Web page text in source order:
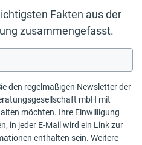
Fakten aus der
zusammengefasst.
den regelmäßigen Newsletter der
mbH mit
möchten. Ihre Einwilligung
in jeder E-Mail wird ein Link zur